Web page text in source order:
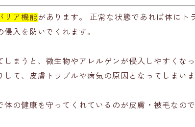
リア機能があります。 正常な状態であれば体にト
入を防いでくれます。
しまうと、微生物やアレルゲンが侵入しやすくな
して、皮膚トラブルや病気の原因となってしまいま
体の健康を守ってくれているのが皮膚・被毛なので